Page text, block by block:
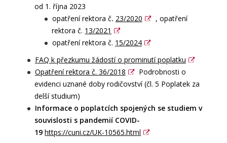
od 1. října 2023
opatření rektora č. 23/2020
, opatření
rektora č. 13/2021
opatření rektora č. 15/2024
FAQ k přezkumu žádostí o prominutí poplatku
Opatření rektora č. 36/2018
Podrobnosti o
evidenci uznané doby rodičovství (čl. 5 Poplatek za
delší studium)
Informace o poplatcích spojených se studiem v
souvislosti s pandemií COVID-
19 https://cuni.cz/UK-10565.html